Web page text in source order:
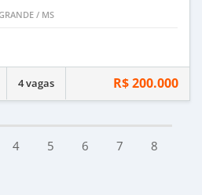
/ MS
4 vagas R$ 200.000
4 5 6 7 8